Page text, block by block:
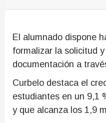
El alumnado dispone
formalizar la solicitud
documentación a
Curbelo destaca el
estudiantes en un 9,1
y que alcanza los 1,9